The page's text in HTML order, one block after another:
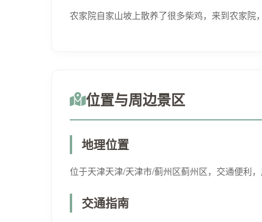
农家院自家山坡上散养了很多柴鸡，来到农家院
位置与周边景区
地理位置
位于天津天津/天津市/蓟州区蓟州区，交通便利，
交通指南